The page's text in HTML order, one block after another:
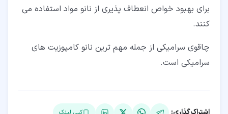
برای بهبود خواص انعطاف پذیری از نانو مواد استفاده می
کنند.
چاقوی سرامیکی از جمله مهم ترین نانو کامپوزیت های
سرامیکی است.